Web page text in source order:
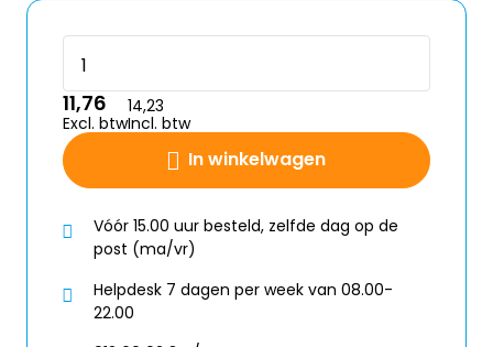
In winkelwagen
11,76
Excl. btw
14,23
Incl. btw
Vóór 15.00 uur besteld, zelfde dag op de
post (ma/vr)
Helpdesk 7 dagen per week van 08.00-
22.00